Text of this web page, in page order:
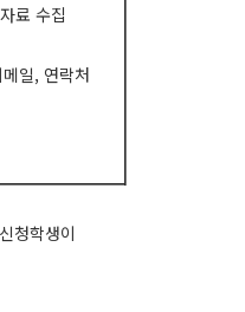
료 수집
일, 연락처
청학생이